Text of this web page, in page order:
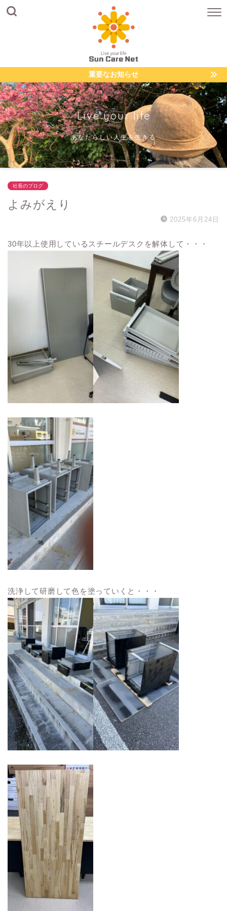
重要なお知らせ
Live your life
あなたらしい人生を生きる
社長のブログ
よみがえり
2025年6月24日
30年以上使用しているスチールデスクを解体して・・・
洗浄して研磨して色を塗っていくと・・・